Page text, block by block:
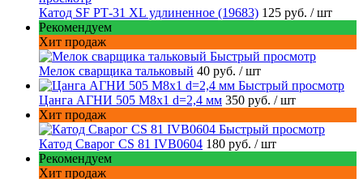
Катод SF РТ-31 XL удлиненное (19683) 125 руб. / шт
Рекомендуем
Хит продаж
Быстрый просмотр
Мелок сварщика тальковый 40 руб. / шт
Быстрый просмотр
Цанга АГНИ 505 М8х1 d=2,4 мм 350 руб. / шт
Хит продаж
Быстрый просмотр
Катод Сварог CS 81 IVB0604 180 руб. / шт
Рекомендуем
Хит продаж